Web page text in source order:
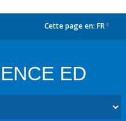
Cette page en: FR
ED